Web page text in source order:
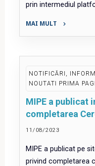
prin intermediul
MAI MULT
"Sesiune
informare
CERV
24.08.2023"
NOTIFICĂRI,
NOUTATI PRIMA
MIPE a publicat
completarea
11/08/2023
MIPE a publicat pe
privind completarea